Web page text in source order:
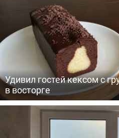
Удивил гостей кексом с
в восторге